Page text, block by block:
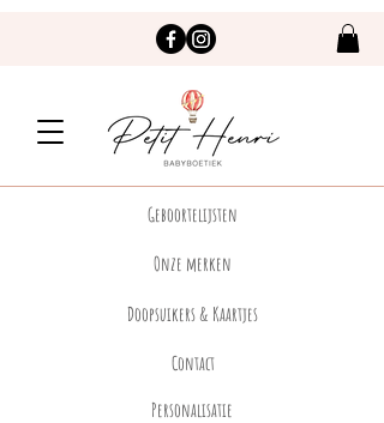
Geboortelijsten
Onze merken
Doopsuikers & Kaartjes
Contact
Personalisatie